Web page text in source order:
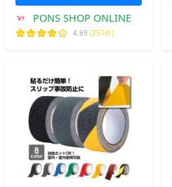
PONS SHOP ONLINE
4.69 (757件)